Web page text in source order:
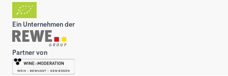
Ein Unternehmen der
Partner von